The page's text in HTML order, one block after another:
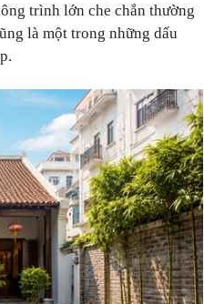
trình lớn che chắn thường
là một trong những dấu